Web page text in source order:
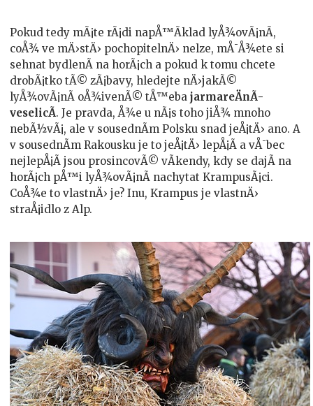
Pokud tedy mÃ¡te rÃ¡di napÅ™Ã­klad lyÅ¾ovÃ¡nÃ­,
coÅ¾ ve mÄ›stÄ› pochopitelnÄ› nelze, mÅ¯Å¾ete si
sehnat bydlenÃ­ na horÃ¡ch a pokud k tomu chcete
drobÃ¡tko tÃ© zÃ¡bavy, hledejte nÄ›jakÃ©
lyÅ¾ovÃ¡nÃ­ oÅ¾ivenÃ© tÅ™eba jarmareÄnÃ­
veselicÃ­. Je pravda, Å¾e u nÃ¡s toho jiÅ¾ mnoho
nebÃ½vÃ¡, ale v sousednÃ­m Polsku snad jeÅ¡tÄ› ano. A
v sousednÃ­m Rakousku je to jeÅ¡tÄ› lepÅ¡Ã­ a vÅ¯bec
nejlepÅ¡Ã­ jsou prosincovÃ© vÃ­kendy, kdy se dajÃ­ na
horÃ¡ch pÅ™i lyÅ¾ovÃ¡nÃ­ nachytat KrampusÃ¡ci.
CoÅ¾e to vlastnÄ› je? Inu, Krampus je vlastnÄ›
straÅ¡idlo z Alp.